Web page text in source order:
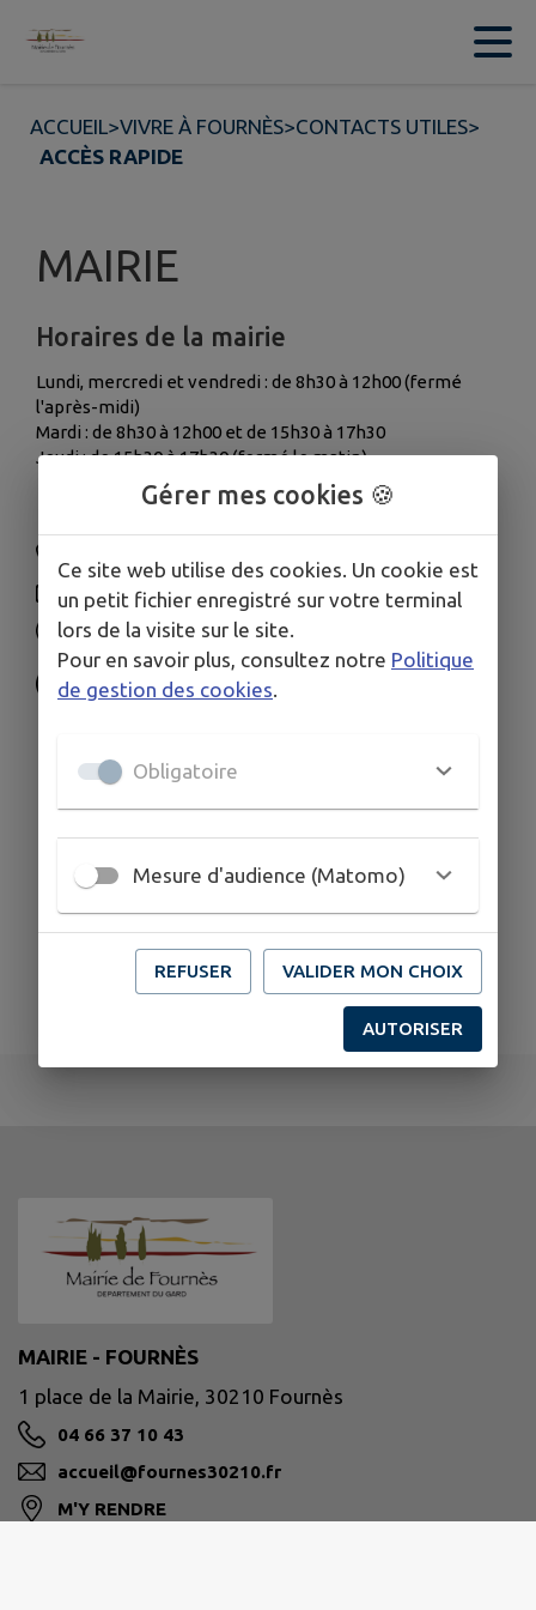
Contenu
ACCUEIL>VIVRE À FOURNÈS>CONTACTS UTILES>
ACCÈS RAPIDE
MAIRIE
Horaires de la mairie
Lundi, mercredi et vendredi : de 8h30 à 12h00 (fermé
l'après-midi)
Mardi : de 8h30 à 12h00 et de 15h30 à 17h30
Jeudi : de 15h30 à 17h30 (fermé le matin)
accueil@fournes30210.fr
www.fournes30210.fr/
MAIRIE - FOURNÈS
1 place de la Mairie, 30210 Fournès
04 66 37 10 43
accueil@fournes30210.fr
M'Y RENDRE
Gérer mes cookies 🍪
Ce site web utilise des cookies. Un cookie est
un petit fichier enregistré sur votre terminal
lors de la visite sur le site.
Pour en savoir plus, consultez notre Politique
de gestion des cookies
Obligatoire
Mesure d'audience (Matomo)
REFUSER VALIDER MON CHOIX
AUTORISER